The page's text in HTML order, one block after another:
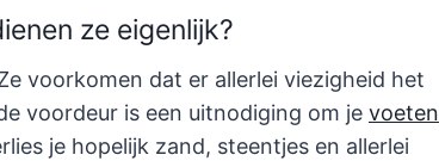
ze eigenlijk?
voorkomen dat er allerlei viezigheid het
voordeur is een uitnodiging om je voeten
je hopelijk zand, steentjes en allerlei